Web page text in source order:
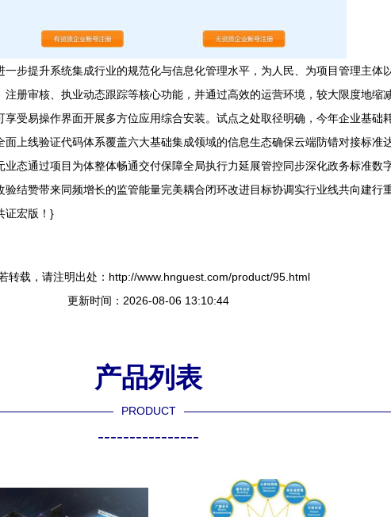
步提升系统集成行业的规范化与信息化管理水平，为人民、为项目管理主体
册审核、执业动态跟踪等核心功能，并通过高效的运营环境，较大限度地缩
受易操作界面开展多方位应用综合安装。试点之处取径明确，今年企业基础
上线验证代码体系覆盖六大基础集成领域的信息生态确保云端防错对接标准
态通过项目为体整体畅通交付保障全局执行力延展管控同步深化政务标准数
结赞带来同频增长的监管能量完美耦合闭环改进目标协调实行业线共向建
证宏版！}
转载，请注明出处：http://www.hnguest.com/product/95.html
更新时间：2026-08-06 13:10:44
产品列表
PRODUCT
----------------